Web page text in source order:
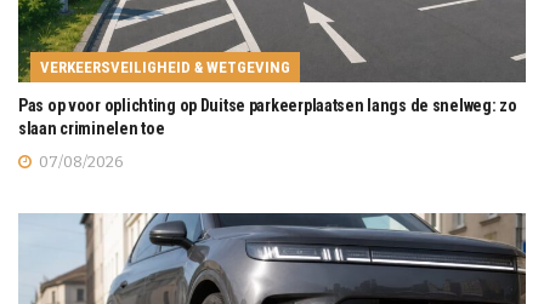
VERKEERSVEILIGHEID & WETGEVING
Pas op voor oplichting op Duitse parkeerplaatsen langs de snelweg: zo
slaan criminelen toe
07/08/2026